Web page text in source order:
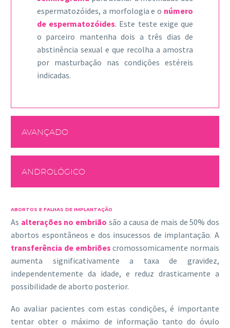
espermatozóides, a morfologia e o número
de espermatozóides. Este teste exige que
o parceiro mantenha dois a três dias de
abstinência sexual e que recolha a amostra
por masturbação nas condições estéreis
indicadas.
AVANÇADO
ANDROLÓGICO
ABORTOS E FALHAS DE IMPLANTAÇÃO
As alterações no embrião são a causa de mais de 50% dos
abortos espontâneos e dos insucessos de implantação. A
transferência de embriões cromossomicamente normais
aumenta significativamente a taxa de gravidez,
independentemente da idade, e reduz drasticamente a
possibilidade de aborto posterior.
Ao avaliar pacientes com estas condições, é importante
tentar obter o máximo de informação tanto do óvulo